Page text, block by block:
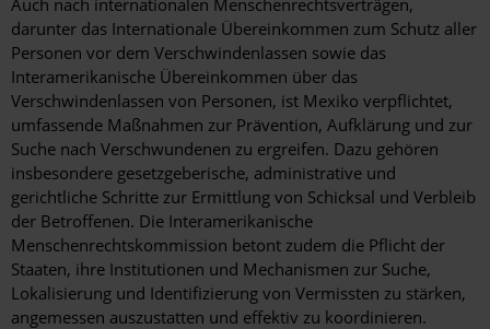
darunter das Internationale Übereinkommen zum Schutz aller
Personen vor dem Verschwindenlassen sowie das
Interamerikanische Übereinkommen über das
Verschwindenlassen von Personen, ist Mexiko verpflichtet,
umfassende Maßnahmen zur Prävention, Aufklärung und zur
Suche nach Verschwundenen zu ergreifen. Dazu gehören
insbesondere gesetzgeberische, administrative und
gerichtliche Schritte zur Ermittlung von Schicksal und Verbleib
der Betroffenen. Die Interamerikanische
Menschenrechtskommission betont zudem die Pflicht der
Staaten, ihre Institutionen und Mechanismen zur Suche,
Lokalisierung und Identifizierung von Vermissten zu stärken,
angemessen auszustatten und effektiv zu koordinieren.